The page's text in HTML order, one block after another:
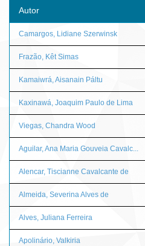
Autor
Camargos, Lidiane Szerwinsk
Frazão, Kêt Simas
Kamaiwrá, Aisanain Páltu
Kaxinawá, Joaquim Paulo de Lima
Viegas, Chandra Wood
Aguilar, Ana Maria Gouveia Cavalc...
Alencar, Tiscianne Cavalcante de
Almeida, Severina Alves de
Alves, Juliana Ferreira
Apolinário, Valkiria